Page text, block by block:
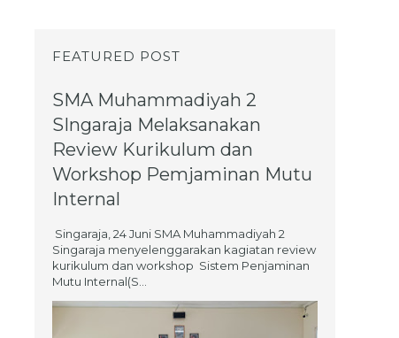
FEATURED POST
SMA Muhammadiyah 2
SIngaraja Melaksanakan
Review Kurikulum dan
Workshop Pemjaminan Mutu
Internal
Singaraja, 24 Juni SMA Muhammadiyah 2
Singaraja menyelenggarakan kagiatan review
kurikulum dan workshop Sistem Penjaminan
Mutu Internal(S...